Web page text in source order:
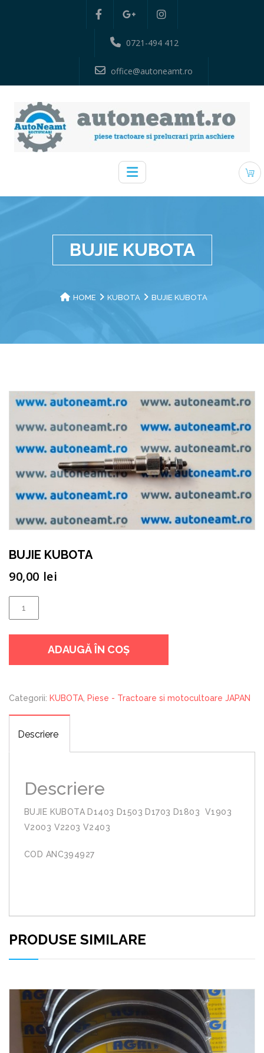
0721-494 412
office@autoneamt.ro
BUJIE KUBOTA
HOME KUBOTA BUJIE KUBOTA
BUJIE KUBOTA
90,00 lei
BUJIE
KUBOTA
ADAUGĂ ÎN COȘ
Categorii: KUBOTA Piese - Tractoare si motocultoare JAPAN
Descriere
Descriere
BUJIE KUBOTA D1403 D1503 D1703 D1803 V1903
V2003 V2203 V2403
COD ANC394927
PRODUSE SIMILARE